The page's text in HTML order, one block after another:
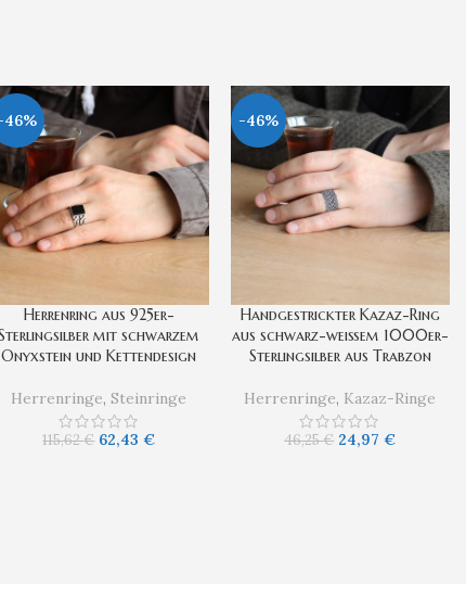
46%
Herrenring aus 925er-
mit schwarzem
Onyxstein und Kettendesign
Herrenringe,Steinringe
115,62€ 62,43€
-46%
Handgestrickter Kazaz-Ring
aus schwarz-weißem 1000er-
Sterlingsilber aus Trabzon
Herrenringe, Kazaz-Ringe
46,25€ 24,97€